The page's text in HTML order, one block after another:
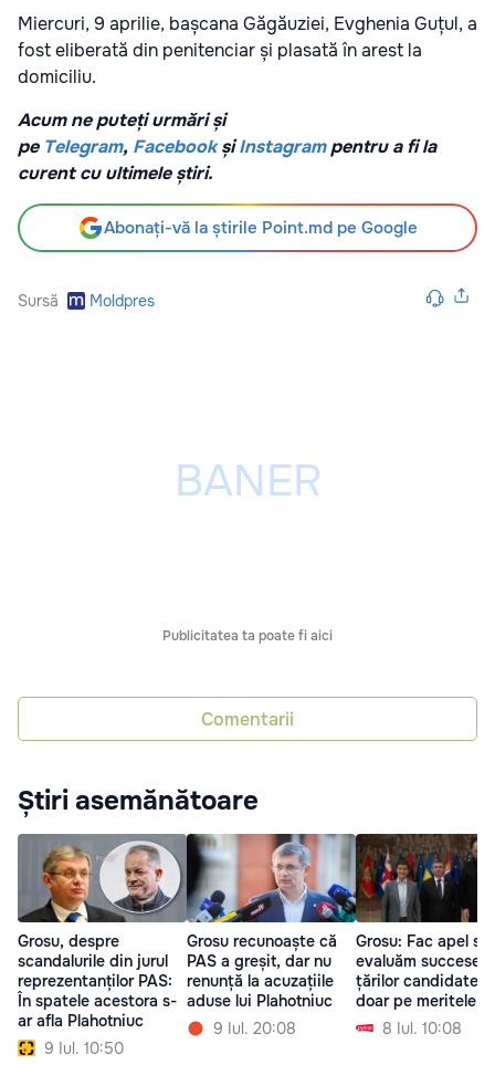
Miercuri, 9 aprilie, bașcana Găgăuziei, Evghenia Guțul, a
fost eliberată din penitenciar și plasată în arest la
domiciliu.
Acum ne puteți urmări și
pe Telegram, Facebook șiInstagrampentru a fi la
curent cu ultimele știri.
Abonați-vă la știrile Point.md pe Google
Sursă Moldpres
Publicitatea ta poate fi aici
Comentarii
Știri asemănătoare
Grosu, despre
scandalurile din jurul
reprezentanților PAS:
În spatele acestora s-
ar afla Plahotniuc
9 Iul. 10:50
Grosu recunoaște că
PAS a greșit, dar nu
renunță la acuzațiile
aduse lui Plahotniuc
9 Iul. 20:08
Grosu: Fac apel să
evaluăm succesele
țărilor candidate
doar pe meritele
8 Iul. 10:08